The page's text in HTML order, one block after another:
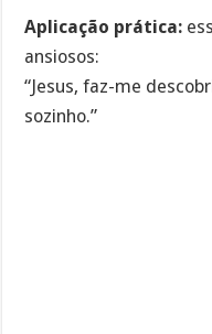
Aplicação prática:
ansiosos:
“Jesus, faz-me
sozinho.”